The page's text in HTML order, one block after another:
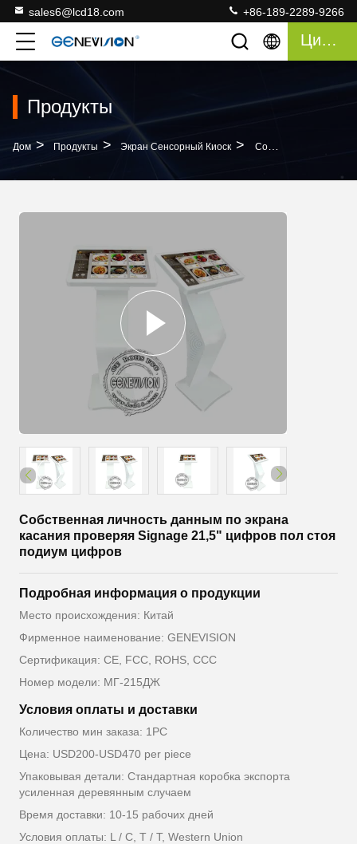
sales6@lcd18.com +86-189-2289-9266
Цитата
Продукты
Дом > Продукты > Экран Сенсорный Киоск > Собственная Личность Данным По Экрана Касания Проверяя Signage 21,5" Цифров Пол Стоя Подиум Цифров
Собственная личность данным по экрана
касания проверяя Signage 21,5" цифров пол стоя
подиум цифров
Подробная информация о продукции
Место происхождения: Китай
Фирменное наименование: GENEVISION
Сертификация: CE, FCC, ROHS, CCC
Номер модели: МГ-215ДЖ
Условия оплаты и доставки
Количество мин заказа: 1PC
Цена: USD200-USD470 per piece
Упаковывая детали: Стандартная коробка экспорта
усиленная деревянным случаем
Время доставки: 10-15 рабочих дней
Условия оплаты: L / C, T / T, Western Union